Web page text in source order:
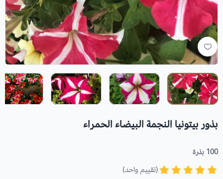
بذور بيتونيا النجمة البيضاء الحمراء
100 بذرة
(تقييم واحد)